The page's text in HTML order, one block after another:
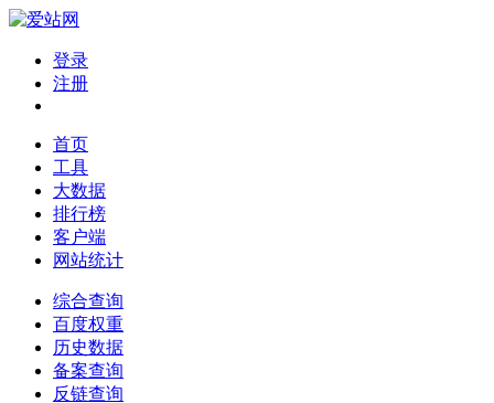
登录
注册
首页
工具
大数据
排行榜
客户端
网站统计
综合查询
百度权重
历史数据
备案查询
反链查询